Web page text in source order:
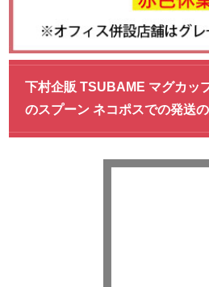
下村企販 TSUBAME マグカッ
のスプーン ネコポスでの発送